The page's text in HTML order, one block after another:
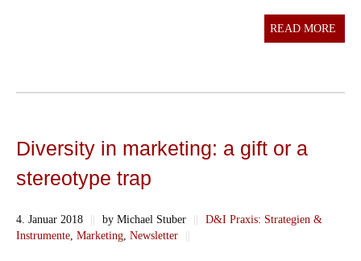
READ MORE
Diversity in marketing: a gift or a
stereotype trap
4. Januar 2018 || by Michael Stuber ||
D&I Praxis: Strategien &
Instrumente Marketing Newsletter ||